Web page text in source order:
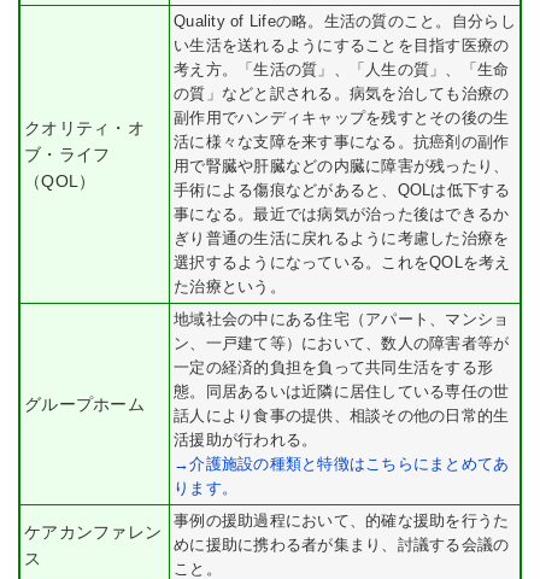
クオリティ・オ
ブ・ライフ
（QOL）
Quality of Lifeの略。生活の質のこと。自分らし
い生活を送れるようにすることを目指す医療の
考え方。「生活の質」、「人生の質」、「生命
の質」などと訳される。病気を治しても治療の
副作用でハンディキャップを残すとその後の生
活に様々な支障を来す事になる。抗癌剤の副作
用で腎臓や肝臓などの内臓に障害が残ったり、
手術による傷痕などがあると、QOLは低下する
事になる。最近では病気が治った後はできるか
ぎり普通の生活に戻れるように考慮した治療を
選択するようになっている。これをQOLを考え
た治療という。
グループホーム
地域社会の中にある住宅（アパート、マンショ
ン、一戸建て等）において、数人の障害者等が
一定の経済的負担を負って共同生活をする形
態。同居あるいは近隣に居住している専任の世
話人により食事の提供、相談その他の日常的生
活援助が行われる。
→介護施設の種類と特徴はこちらにまとめてあ
ります。
ケアカンファレン
ス
事例の援助過程において、的確な援助を行うた
めに援助に携わる者が集まり、討議する会議の
こと。